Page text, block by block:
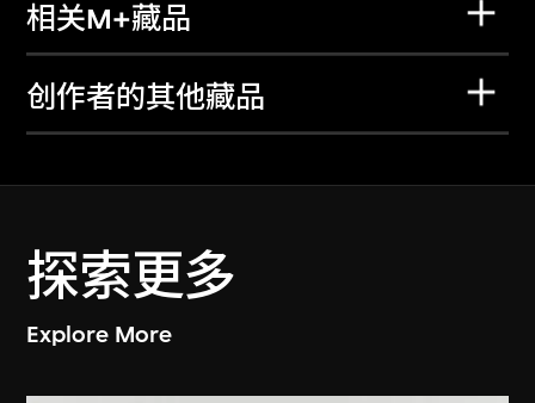
相关M+藏品
创作者的其他藏品
探索更多
Explore More